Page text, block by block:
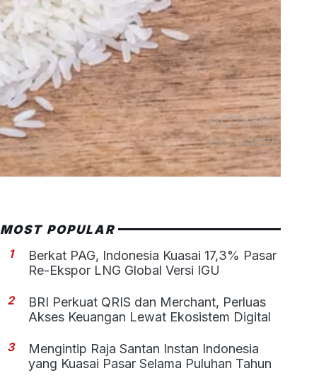
MOST POPULAR
1
Berkat PAG, Indonesia Kuasai 17,3% Pasar
Re-Ekspor LNG Global Versi IGU
2
BRI Perkuat QRIS dan Merchant, Perluas
Akses Keuangan Lewat Ekosistem Digital
3
Mengintip Raja Santan Instan Indonesia
yang Kuasai Pasar Selama Puluhan Tahun